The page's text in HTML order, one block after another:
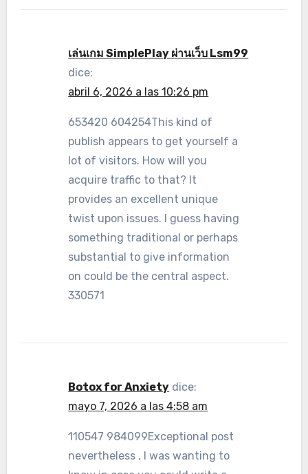
เล่นเกม SimplePlay ผ่านเว็บ Lsm99
dice:
abril 6, 2026 a las 10:26 pm
653420 604254This kind of
publish appears to get yourself a
lot of visitors. How will you
acquire traffic to that? It
provides an excellent unique
twist upon issues. I guess having
something traditional or perhaps
substantial to give information
on could be the central aspect.
330571
Botox for Anxiety dice:
mayo 7, 2026 a las 4:58 am
110547 984099Exceptional post
nevertheless , I was wanting to